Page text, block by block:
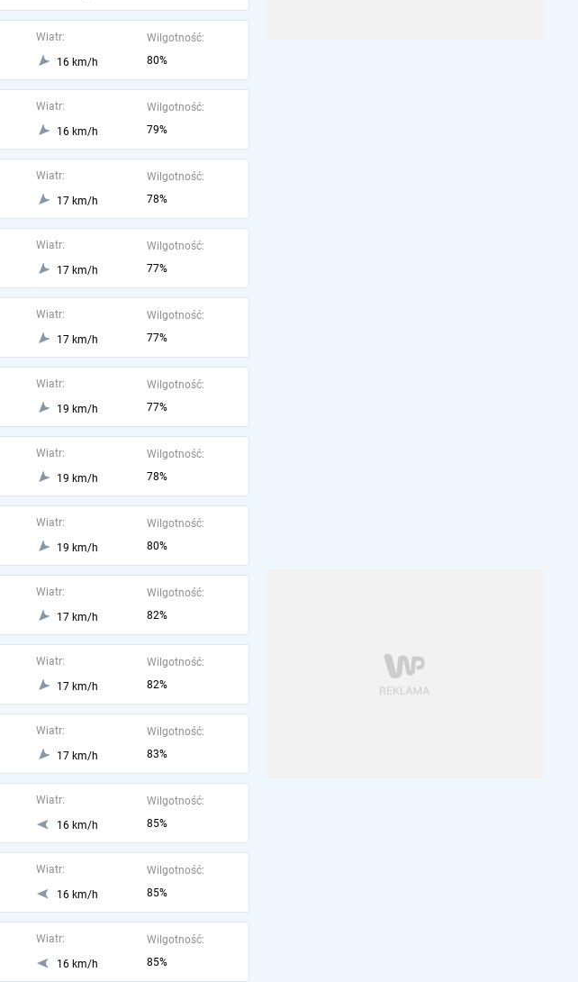
Wiatr:
16 km/h
Wilgotność:
80%
Wiatr:
16 km/h
Wilgotność:
79%
Wiatr:
17 km/h
Wilgotność:
78%
Wiatr:
17 km/h
Wilgotność:
77%
Wiatr:
17 km/h
Wilgotność:
77%
Wiatr:
19 km/h
Wilgotność:
77%
Wiatr:
19 km/h
Wilgotność:
78%
Wiatr:
19 km/h
Wilgotność:
80%
Wiatr:
17 km/h
Wilgotność:
82%
Wiatr:
17 km/h
Wilgotność:
82%
Wiatr:
17 km/h
Wilgotność:
83%
Wiatr:
16 km/h
Wilgotność:
85%
Wiatr:
16 km/h
Wilgotność:
85%
Wiatr:
16 km/h
Wilgotność:
85%